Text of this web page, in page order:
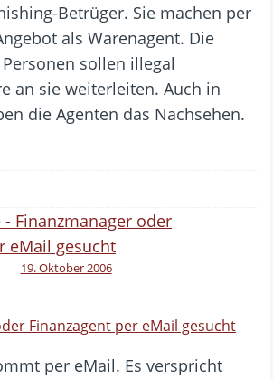
Betrüger. Sie machen per
als Warenagent. Die
sollen illegal
an sie weiterleiten. Auch in
die Agenten das Nachsehen.
19. Oktober 2006
Finanzagent per eMail gesucht
per eMail. Es verspricht